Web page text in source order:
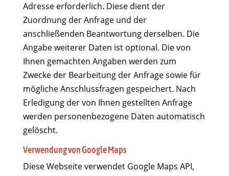
Adresse erforderlich. Diese dient der
Zuordnung der Anfrage und der
anschließenden Beantwortung derselben. Die
Angabe weiterer Daten ist optional. Die von
Ihnen gemachten Angaben werden zum
Zwecke der Bearbeitung der Anfrage sowie für
mögliche Anschlussfragen gespeichert. Nach
Erledigung der von Ihnen gestellten Anfrage
werden personenbezogene Daten automatisch
gelöscht.
Verwendung von Google Maps
Diese Webseite verwendet Google Maps API,